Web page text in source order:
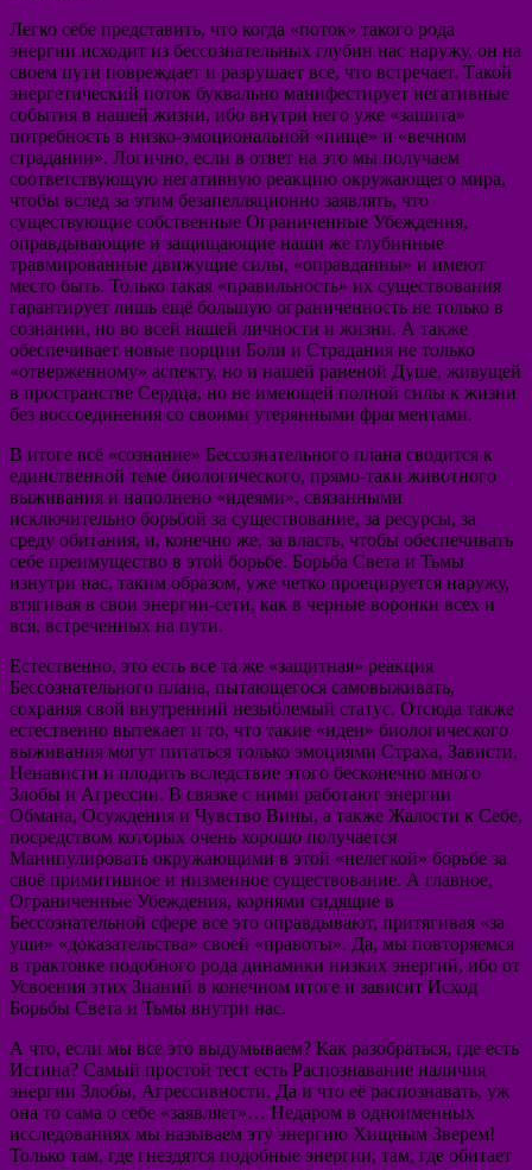
Легко себе представить, что когда «поток» такого рода
энергии исходит из бессознательных глубин нас наружу, он на
своем пути повреждает и разрушает все, что встречает. Такой
энергетический поток буквально манифестирует негативные
события в нашей жизни, ибо внутри него уже «зашита»
потребность в низко-эмоциональной «пище» и «вечном
страдании». Логично, если в ответ на это мы получаем
соответствующую негативную реакцию окружающего мира,
чтобы вслед за этим безапелляционно заявлять, что
существующие собственные Ограниченные Убеждения,
оправдывающие и защищающие наши же глубинные
травмированные движущие силы, «оправданны» и имеют
место быть. Только такая «правильность» их существования
гарантирует лишь ещё большую ограниченность не только в
сознании, но во всей нашей личности и жизни. А также
обеспечивает новые порции Боли и Страдания не только
«отверженному» аспекту, но и нашей раненой Душе, живущей
в пространстве Сердца, но не имеющей полной силы к жизни
без воссоединения со своими утерянными фрагментами.
В итоге всё «сознание» Бессознательного плана сводится к
единственной теме биологического, прямо-таки животного
выживания и наполнено «идеями», связанными
исключительно борьбой за существование, за ресурсы, за
среду обитания, и, конечно же, за власть, чтобы обеспечивать
себе преимущество в этой борьбе. Борьба Света и Тьмы
изнутри нас, таким образом, уже четко проецируется наружу,
втягивая в свои энергии-сети, как в черные воронки всех и
вся, встреченных на пути.
Естественно, это есть все та же «защитная» реакция
Бессознательного плана, пытающегося самовыживать,
сохраняя свой внутренний незыблемый статус. Отсюда также
естественно вытекает и то, что такие «идеи» биологического
выживания могут питаться только эмоциями Страха, Зависти,
Ненависти и плодить вследствие этого бесконечно много
Злобы и Агрессии. В связке с ними работают энергии
Обмана, Осуждения и Чувство Вины, а также Жалости к Себе,
посредством которых очень хорошо получается
Манипулировать окружающими в этой «нелегкой» борьбе за
своё примитивное и низменное существование. А главное,
Ограниченные Убеждения, корнями сидящие в
Бессознательной сфере все это оправдывают, притягивая «за
уши» «доказательства» своей «правоты». Да, мы повторяемся
в трактовке подобного рода динамики низких энергий, ибо от
Усвоения этих Знаний в конечном итоге и зависит Исход
Борьбы Света и Тьмы внутри нас.
А что, если мы все это выдумываем? Как разобраться, где есть
Истина? Самый простой тест есть Распознавание наличия
энергии Злобы, Агрессивности. Да и что её распознавать, уж
она то сама о себе «заявляет»… Недаром в одноименных
исследованиях мы называем эту энергию Хищным Зверем!
Только там, где гнездятся подобные энергии, там, где обитает